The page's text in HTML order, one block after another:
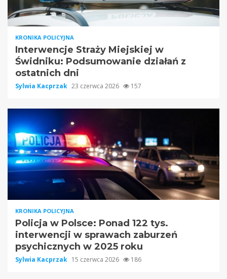
KRONIKA POLICYJNA
Interwencje Straży Miejskiej w
Świdniku: Podsumowanie działań z
ostatnich dni
Sylwia Kacprzak 23 czerwca 2026 157
KRONIKA POLICYJNA
Policja w Polsce: Ponad 122 tys.
interwencji w sprawach zaburzeń
psychicznych w 2025 roku
Sylwia Kacprzak 15 czerwca 2026 186